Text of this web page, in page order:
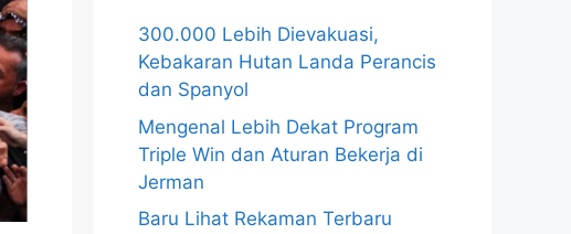
300.000 Lebih Dievakuasi,
Kebakaran Hutan Landa Perancis
dan Spanyol
Mengenal Lebih Dekat Program
Triple Win dan Aturan Bekerja di
Jerman
Baru Lihat Rekaman Terbaru